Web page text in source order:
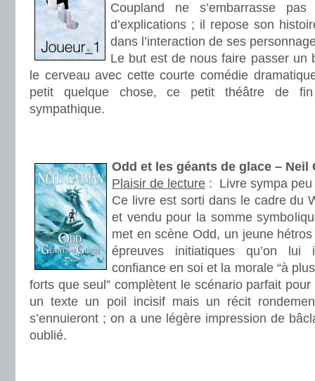
Coupland ne s’embarrasse
d’explications ; il repose son
dans l’interaction de ses
Le but est de nous faire passer un
le cerveau avec cette courte comédie
petit quelque chose, ce petit théâtre de
sympathique.
Odd et les géants de glace – Neil
Plaisir de lecture : Livre sympa peu
Ce livre est sorti dans le cadre du
et vendu pour la somme
met en scène Odd, un jeune
épreuves initiatiques qu’on lui
confiance en soi et la morale “à
forts que seul” complètent le scénario parfait
un texte un poil incisif mais un récit
s’ennuieront ; on a une légère impression de
oublié.